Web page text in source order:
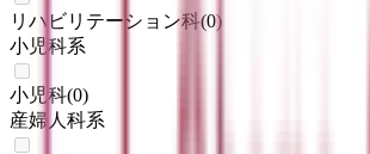
リハビリテーション科(0)
小児科系
小児科(0)
産婦人科系